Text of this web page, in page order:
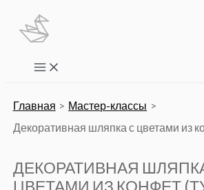
Перейти
содержимому
Main
Menu
Главная
Мастер-классы
Декоративная шляпка с цветами из
ДЕКОРАТИВНАЯ
ЦВЕТАМИ ИЗ КОНФЕТ